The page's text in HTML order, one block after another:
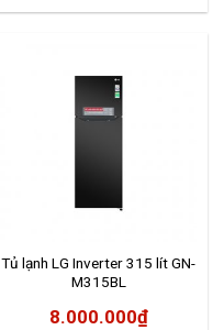
Tủ lạnh LG Inverter 315 lít GN-
M315BL
8.000.000₫